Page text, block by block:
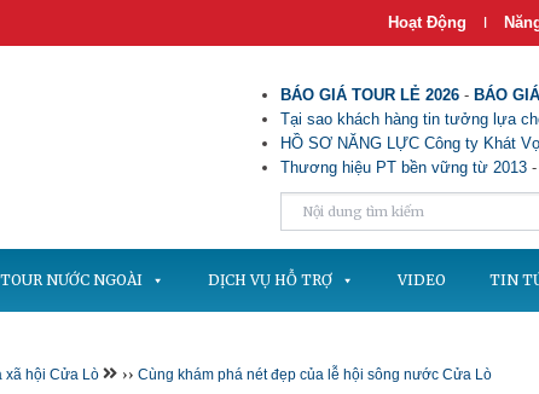
Hoạt Động |
BÁO GIÁ TOUR LẺ 2026 - BÁO
Tại sao khách hàng tin tưởng lựa
HỒ SƠ NĂNG LỰC Công ty Khát
Thương hiệu PT bền vững từ 2013
TOUR NƯỚC NGOÀI DỊCH VỤ HỖ TRỢ VIDEO TIN
xã hội Cửa Lò ›› Cùng khám phá nét đẹp của lễ hội sông nước Cửa Lò